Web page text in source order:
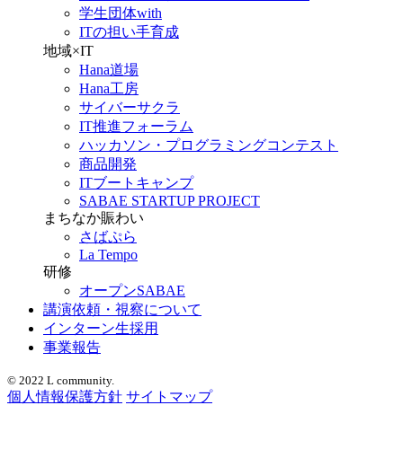
学生団体with
ITの担い手育成
地域×IT
Hana道場
Hana工房
サイバーサクラ
IT推進フォーラム
ハッカソン・プログラミングコンテスト
商品開発
ITブートキャンプ
SABAE STARTUP PROJECT
まちなか賑わい
さばぷら
La Tempo
研修
オープンSABAE
講演依頼・視察について
インターン生採用
事業報告
© 2022 L community.
個人情報保護方針 サイトマップ